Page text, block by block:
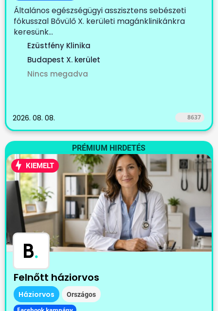
Általános egészségügyi asszisztens sebészeti
fókusszal Bővülő X. kerületi magánklinikánkra
keresünk...
Ezüstfény Klinika
Budapest X. kerület
Nincs megadva
2026. 08. 08. 8637
PRÉMIUM HIRDETÉS
KIEMELT
B.
Felnőtt háziorvos
Háziorvos Országos